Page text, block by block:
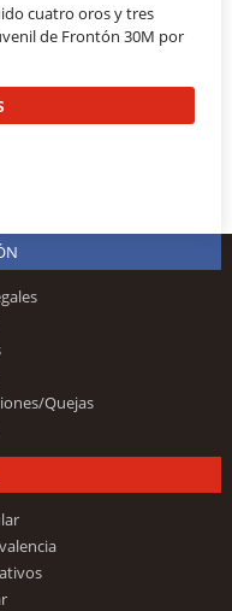
cuatro oros y tres
de Frontón 30M por
Quejas